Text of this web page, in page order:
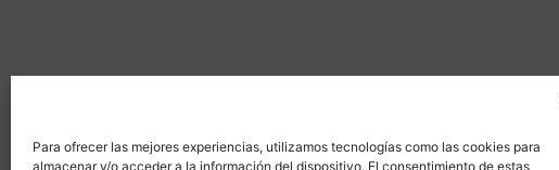
Para ofrecer las mejores experiencias, utilizamos tecnologías como las cookies para
almacenar y/o acceder a la información del dispositivo. El consentimiento de estas